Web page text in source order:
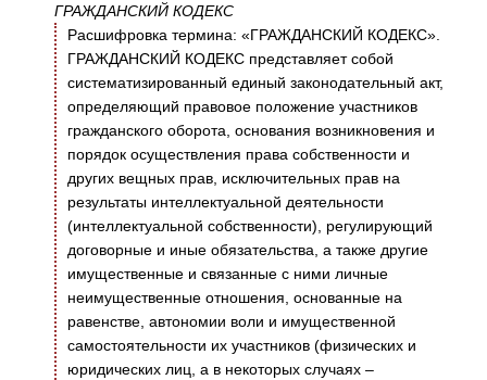
ГРАЖДАНСКИЙ КОДЕКС
Расшифровка термина: «ГРАЖДАНСКИЙ КОДЕКС».
ГРАЖДАНСКИЙ КОДЕКС представляет собой
систематизированный единый законодательный акт,
определяющий правовое положение участников
гражданского оборота, основания возникновения и
порядок осуществления права собственности и
других вещных прав, исключительных прав на
результаты интеллектуальной деятельности
(интеллектуальной собственности), регулирующий
договорные и иные обязательства, а также другие
имущественные и связанные с ними личные
неимущественные отношения, основанные на
равенстве, автономии воли и имущественной
самостоятельности их участников (физических и
юридических лиц, а в некоторых случаях –